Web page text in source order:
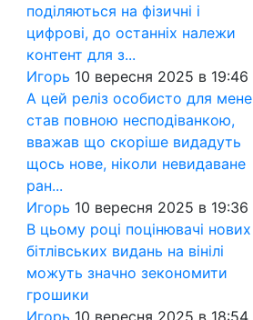
поділяються на фізичні і
цифрові, до останніх належи
контент для з...
Игорь 10 вересня 2025 в 19:46
А цей реліз особисто для мене
став повною несподіванкою,
вважав що скоріше видадуть
щось нове, ніколи невидаване
ран...
Игорь 10 вересня 2025 в 19:36
В цьому році поцінювачі нових
бітлівських видань на вінілі
можуть значно зекономити
грошики